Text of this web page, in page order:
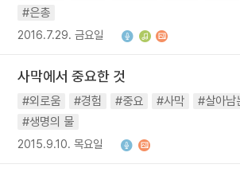
#은총
2016.7.29. 금요일
사막에서 중요한 것
#외로움 #경험 #중요 #사막 #살아남
#생명의 물
2015.9.10. 목요일